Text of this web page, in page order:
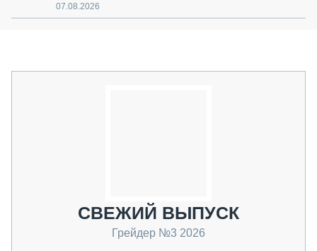
07.08.2026
СВЕЖИЙ ВЫПУСК
Грейдер №3 2026